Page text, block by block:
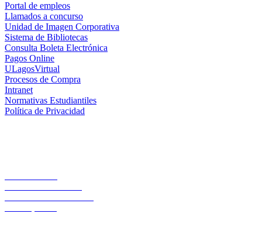
Portal de empleos
Llamados a concurso
Unidad de Imagen Corporativa
Sistema de Bibliotecas
Consulta Boleta Electrónica
Pagos Online
ULagosVirtual
Procesos de Compra
Intranet
Normativas Estudiantiles
Política de Privacidad